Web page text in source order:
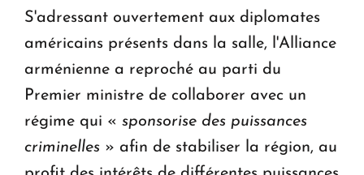
S'adressant ouvertement aux diplomates
américains présents dans la salle, l'Alliance
arménienne a reproché au parti du
Premier ministre de collaborer avec un
régime qui « sponsorise des puissances
criminelles » afin de stabiliser la région, au